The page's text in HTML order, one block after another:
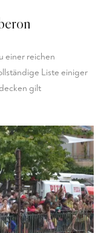
einer reichen
Liste einiger
gilt